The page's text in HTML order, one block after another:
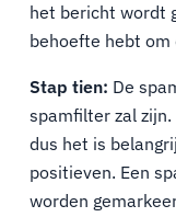
het bericht wordt
behoefte hebt om
Stap tien: De
spamfilter zal
dus het is
positieven. Een
worden